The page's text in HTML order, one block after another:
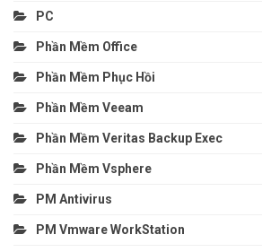
PC
Phần Mềm Office
Phần Mềm Phục Hồi
Phần Mềm Veeam
Phần Mềm Veritas Backup Exec
Phần Mềm Vsphere
PM Antivirus
PM Vmware WorkStation